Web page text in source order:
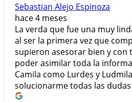
Sebastian Alejo Espinoza
hace 4 meses
La verda que fue una muy
al ser la primera vez que
supieron asesorar bien y con
poder asimilar toda la
Camila como Lurdes y
solucionarme todas las